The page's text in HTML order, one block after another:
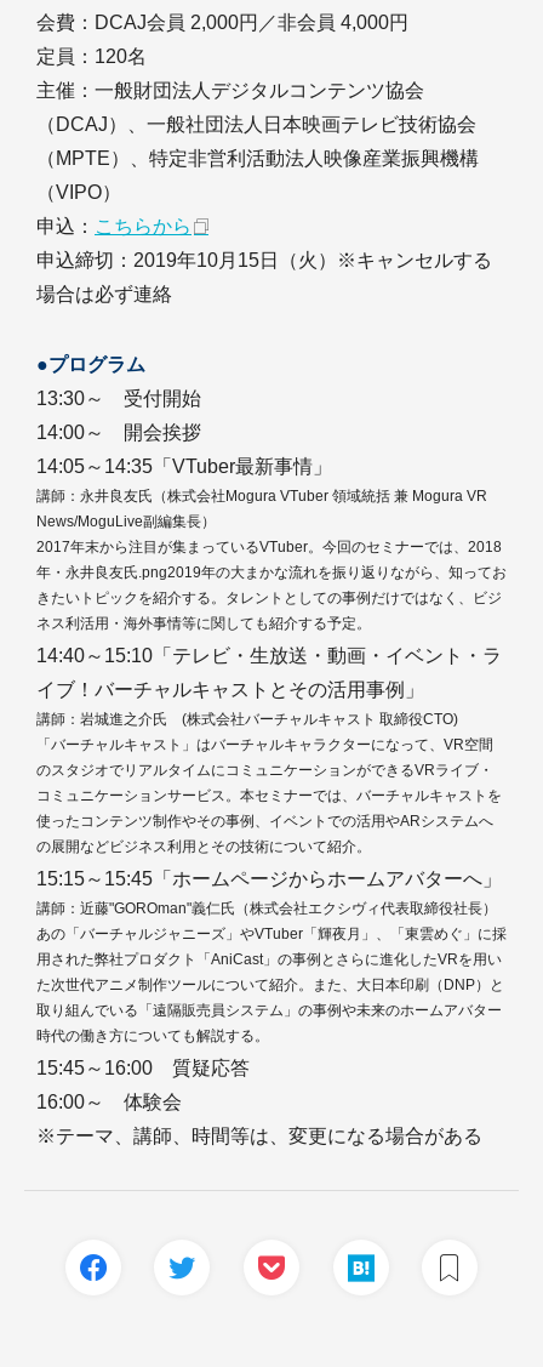
会費：DCAJ会員 2,000円／非会員 4,000円
定員：120名
主催：一般財団法人デジタルコンテンツ協会
（DCAJ）、一般社団法人日本映画テレビ技術協会
（MPTE）、特定非営利活動法人映像産業振興機構
（VIPO）
申込： こちらから
申込締切：2019年10月15日（火）※キャンセルする
場合は必ず連絡
●プログラム
13:30～ 受付開始
14:00～ 開会挨拶
14:05～14:35「VTuber最新事情」
講師：永井良友氏（株式会社Mogura VTuber 領域統括 兼 Mogura VR
News/MoguLive副編集長）
2017年末から注目が集まっているVTuber。今回のセミナーでは、2018
年・永井良友氏.png2019年の大まかな流れを振り返りながら、知ってお
きたいトピックを紹介する。タレントとしての事例だけではなく、ビジ
ネス利活用・海外事情等に関しても紹介する予定。
14:40～15:10「テレビ・生放送・動画・イベント・ラ
イブ！バーチャルキャストとその活用事例」
講師：岩城進之介氏 (株式会社バーチャルキャスト 取締役CTO)
「バーチャルキャスト」はバーチャルキャラクターになって、VR空間
のスタジオでリアルタイムにコミュニケーションができるVRライブ・
コミュニケーションサービス。本セミナーでは、バーチャルキャストを
使ったコンテンツ制作やその事例、イベントでの活用やARシステムへ
の展開などビジネス利用とその技術について紹介。
15:15～15:45「ホームページからホームアバターへ」
講師：近藤"GOROman"義仁氏（株式会社エクシヴィ代表取締役社長）
あの「バーチャルジャニーズ」やVTuber「輝夜月」、「東雲めぐ」に採
用された弊社プロダクト「AniCast」の事例とさらに進化したVRを用い
た次世代アニメ制作ツールについて紹介。また、大日本印刷（DNP）と
取り組んでいる「遠隔販売員システム」の事例や未来のホームアバター
時代の働き方についても解説する。
15:45～16:00 質疑応答
16:00～ 体験会
※テーマ、講師、時間等は、変更になる場合がある